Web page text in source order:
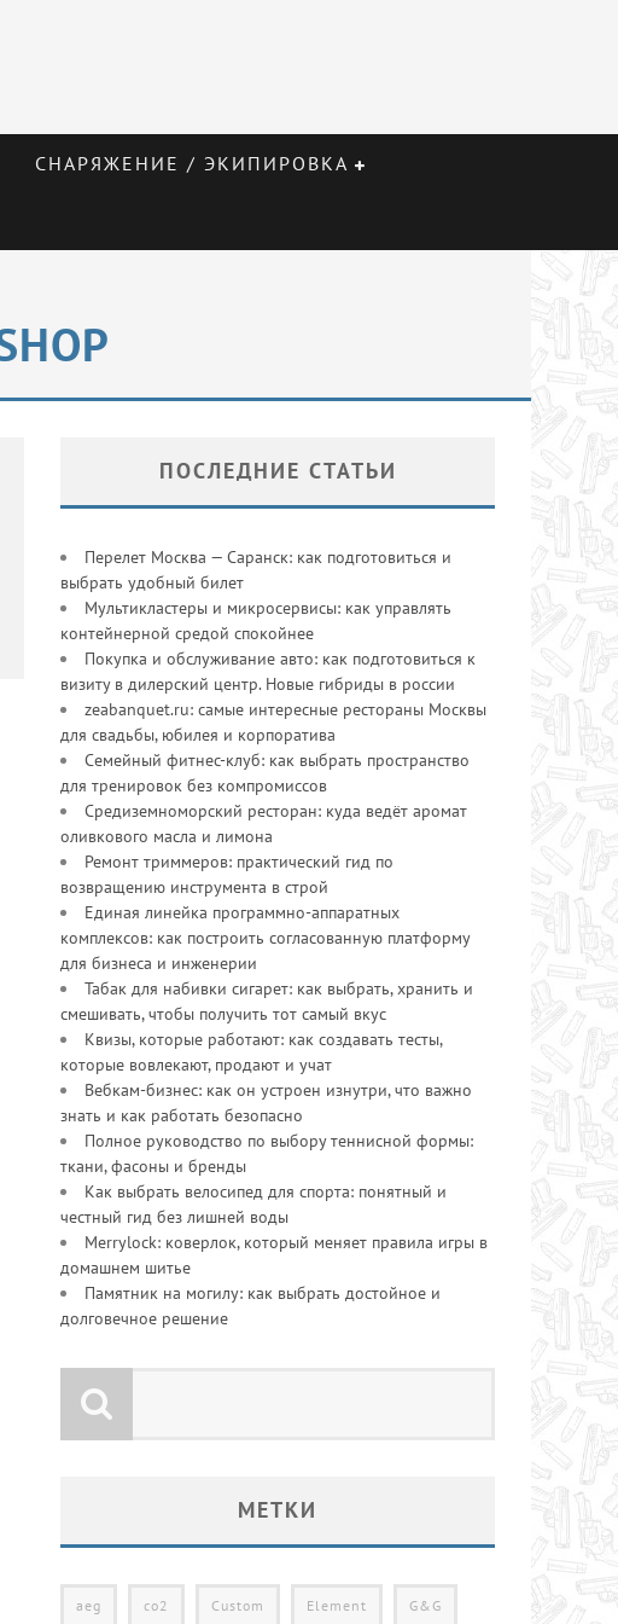
СНАРЯЖЕНИЕ / ЭКИПИРОВКА
ПОСЛЕДНИЕ СТАТЬИ
Перелет Москва — Саранск: как подготовиться и
выбрать удобный билет
Мультикластеры и микросервисы: как управлять
контейнерной средой спокойнее
Покупка и обслуживание авто: как подготовиться к
визиту в дилерский центр. Новые гибриды в россии
zeabanquet.ru: самые интересные рестораны Москвы
для свадьбы, юбилея и корпоратива
Семейный фитнес-клуб: как выбрать пространство
для тренировок без компромиссов
Средиземноморский ресторан: куда ведёт аромат
оливкового масла и лимона
Ремонт триммеров: практический гид по
возвращению инструмента в строй
Единая линейка программно-аппаратных
комплексов: как построить согласованную платформу
для бизнеса и инженерии
Табак для набивки сигарет: как выбрать, хранить и
смешивать, чтобы получить тот самый вкус
Квизы, которые работают: как создавать тесты,
которые вовлекают, продают и учат
Вебкам-бизнес: как он устроен изнутри, что важно
знать и как работать безопасно
Полное руководство по выбору теннисной формы:
ткани, фасоны и бренды
Как выбрать велосипед для спорта: понятный и
честный гид без лишней воды
Merrylock: коверлок, который меняет правила игры в
домашнем шитье
Памятник на могилу: как выбрать достойное и
долговечное решение
МЕТКИ
aeg co2 Custom Element G&G